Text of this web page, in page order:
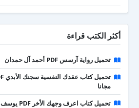
أكثر الكتب قراءة
تحميل رواية آرسس PDF أحمد آل حمدان
مجانا
تحميل كتاب اعرف وجهك الأخر PDF يوسف الحسني